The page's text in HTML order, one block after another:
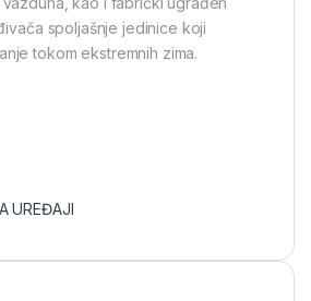
spoljašnje jedinice koji
tokom ekstremnih zima.
UREĐAJI